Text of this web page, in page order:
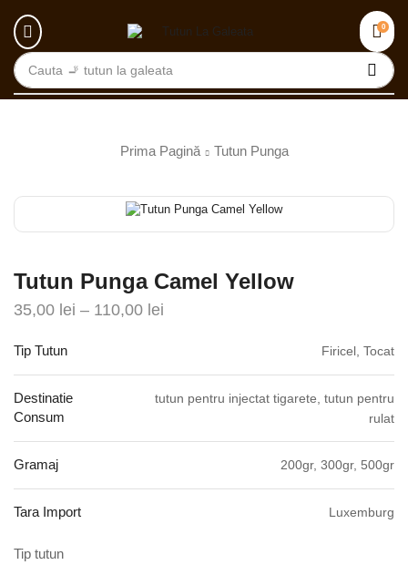
Cauta 🚬 tutun la galeata
0
Prima Pagină Tutun Punga
Tutun Punga Camel Yellow
35,00 lei – 110,00 lei
Tip Tutun Firicel, Tocat
Destinatie
Consum
tutun pentru injectat tigarete, tutun pentru
rulat
Gramaj 200gr, 300gr, 500gr
Tara Import Luxemburg
Tip tutun